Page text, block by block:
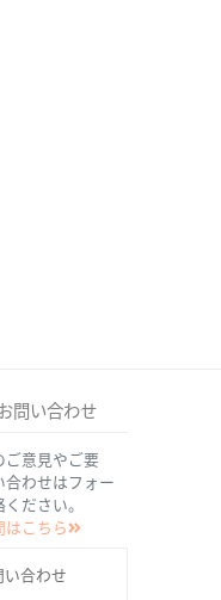
問い合わせ
ご意見やご要
わせはフォー
ださい。
はこちら
い合わせ